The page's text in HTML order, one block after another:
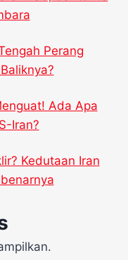
Perang
Ada Apa
Iran?
Kedutaan Iran